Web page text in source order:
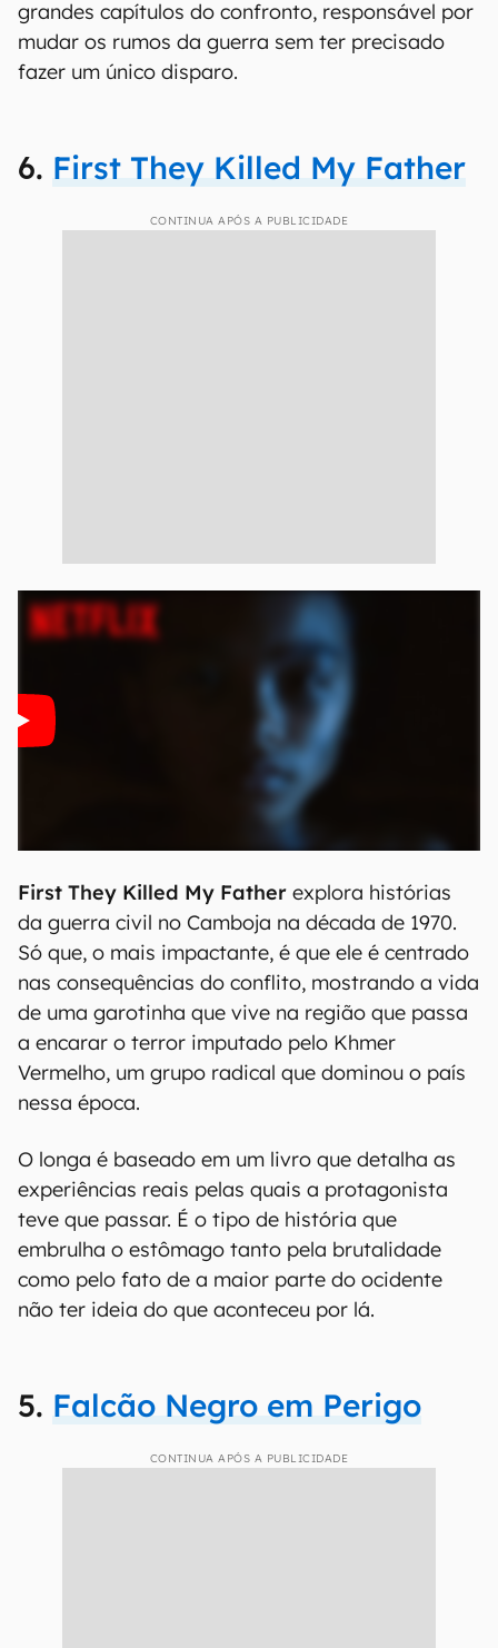
grandes capítulos do confronto, responsável por
mudar os rumos da guerra sem ter precisado
fazer um único disparo.
6. First They Killed My Father
CONTINUA APÓS A PUBLICIDADE
First They Killed My Father explora histórias
da guerra civil no Camboja na década de 1970.
Só que, o mais impactante, é que ele é centrado
nas consequências do conflito, mostrando a vida
de uma garotinha que vive na região que passa
a encarar o terror imputado pelo Khmer
Vermelho, um grupo radical que dominou o país
nessa época.
O longa é baseado em um livro que detalha as
experiências reais pelas quais a protagonista
teve que passar. É o tipo de história que
embrulha o estômago tanto pela brutalidade
como pelo fato de a maior parte do ocidente
não ter ideia do que aconteceu por lá.
5. Falcão Negro em Perigo
CONTINUA APÓS A PUBLICIDADE